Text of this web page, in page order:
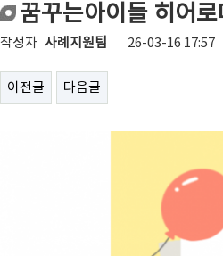
꿈꾸는아이들 히어
작성자 사례지원팀 26-03-16 17:57
이전글 다음글